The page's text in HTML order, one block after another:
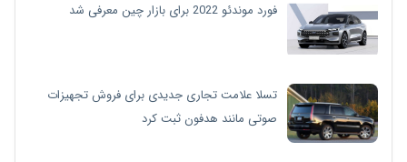
فورد موندئو 2022 برای بازار چین معرفی شد
تسلا علامت تجاری جدیدی برای فروش تجهیزات
صوتی مانند هدفون ثبت کرد